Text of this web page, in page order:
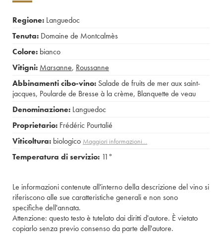
Regione: Languedoc
Tenuta: Domaine de Montcalmès
Colore: bianco
Vitigni: Marsanne, Roussanne
Abbinamenti cibo-vino: Salade de fruits de mer aux saint-
jacques, Poularde de Bresse à la crème, Blanquette de veau
Denominazione: Languedoc
Proprietario: Frédéric Pourtalié
Viticoltura: biologico Maggiori informazioni…
Temperatura di servizio: 11°
Le informazioni contenute all'interno della descrizione del vino si
riferiscono alle sue caratteristiche generali e non sono
specifiche dell'annata.
Attenzione: questo testo è tutelato dai diritti d'autore. È vietato
copiarlo senza previo consenso da parte dell'autore.